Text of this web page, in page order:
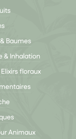
Baumes
& Inhalation
floraux
Animaux